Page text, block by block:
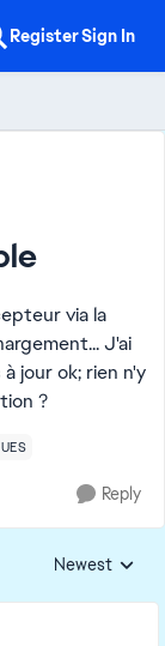
RegisterSign In
via la
J'ai
jour ok; rien n'y
?
Reply
Replies sorted
Newest